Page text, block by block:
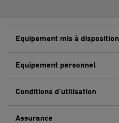
Equipement mis à disposition
Equipement personnel
Conditions d'utilisation
Assurance